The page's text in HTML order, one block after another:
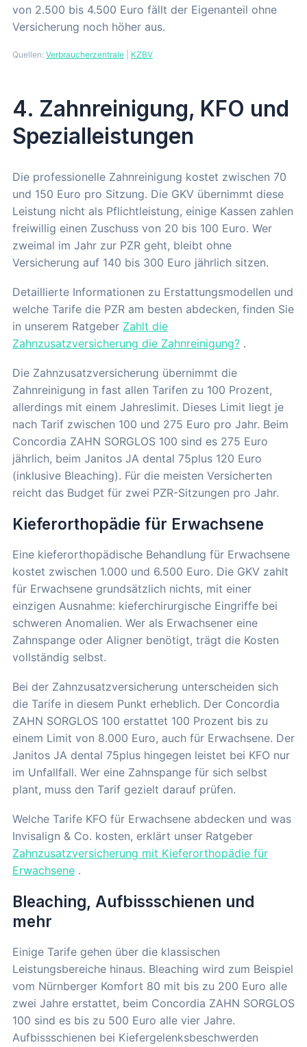
von 2.500 bis 4.500 Euro fällt der Eigenanteil ohne
Versicherung noch höher aus.
Quellen: Verbraucherzentrale KZBV
4. Zahnreinigung, KFO und
Spezialleistungen
Die professionelle Zahnreinigung kostet zwischen 70
und 150 Euro pro Sitzung. Die GKV übernimmt diese
Leistung nicht als Pflichtleistung, einige Kassen zahlen
freiwillig einen Zuschuss von 20 bis 100 Euro. Wer
zweimal im Jahr zur PZR geht, bleibt ohne
Versicherung auf 140 bis 300 Euro jährlich sitzen.
Detaillierte Informationen zu Erstattungsmodellen und
welche Tarife die PZR am besten abdecken, finden Sie
in unserem Ratgeber Zahlt die
Zahnzusatzversicherung die Zahnreinigung? .
Die Zahnzusatzversicherung übernimmt die
Zahnreinigung in fast allen Tarifen zu 100 Prozent,
allerdings mit einem Jahreslimit. Dieses Limit liegt je
nach Tarif zwischen 100 und 275 Euro pro Jahr. Beim
Concordia ZAHN SORGLOS 100 sind es 275 Euro
jährlich, beim Janitos JA dental 75plus 120 Euro
(inklusive Bleaching). Für die meisten Versicherten
reicht das Budget für zwei PZR-Sitzungen pro Jahr.
Kieferorthopädie für Erwachsene
Eine kieferorthopädische Behandlung für Erwachsene
kostet zwischen 1.000 und 6.500 Euro. Die GKV zahlt
für Erwachsene grundsätzlich nichts, mit einer
einzigen Ausnahme: kieferchirurgische Eingriffe bei
schweren Anomalien. Wer als Erwachsener eine
Zahnspange oder Aligner benötigt, trägt die Kosten
vollständig selbst.
Bei der Zahnzusatzversicherung unterscheiden sich
die Tarife in diesem Punkt erheblich. Der Concordia
ZAHN SORGLOS 100 erstattet 100 Prozent bis zu
einem Limit von 8.000 Euro, auch für Erwachsene. Der
Janitos JA dental 75plus hingegen leistet bei KFO nur
im Unfallfall. Wer eine Zahnspange für sich selbst
plant, muss den Tarif gezielt darauf prüfen.
Welche Tarife KFO für Erwachsene abdecken und was
Invisalign & Co. kosten, erklärt unser Ratgeber
Zahnzusatzversicherung mit Kieferorthopädie für
Erwachsene .
Bleaching, Aufbissschienen und
mehr
Einige Tarife gehen über die klassischen
Leistungsbereiche hinaus. Bleaching wird zum Beispiel
vom Nürnberger Komfort 80 mit bis zu 200 Euro alle
zwei Jahre erstattet, beim Concordia ZAHN SORGLOS
100 sind es bis zu 500 Euro alle vier Jahre.
Aufbissschienen bei Kiefergelenksbeschwerden